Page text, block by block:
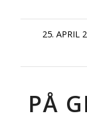
25. APRIL
/
PÅ